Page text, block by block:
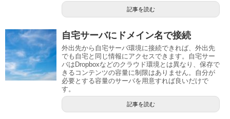
記事を読む
自宅サーバにドメイン名で接続
外出先から自宅サーバ環境に接続できれば、外出先
でも自宅と同じ情報にアクセスできます。自宅サー
バはDropboxなどのクラウド環境とは異なり、保存で
きるコンテンツの容量に制限はありません。自分が
必要とする容量のサーバを用意すれば良いだけで
す。
記事を読む